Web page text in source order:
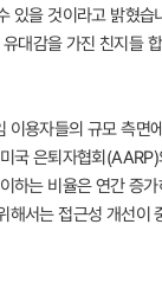
있을 것이라고 밝혔
대감을 가진 친지들
이용자들의 규모 측면
국 은퇴자협회
하는 비율은 연간 증
해서는 접근성 개선이